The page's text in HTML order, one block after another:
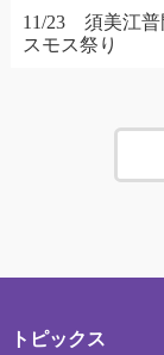
11/23 須美江普
スモス祭り
トピックス